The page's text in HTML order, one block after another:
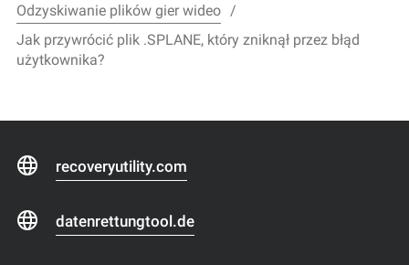
Odzyskiwanie plików gier wideo
Jak przywrócić plik .SPLANE, który zniknął przez błąd
użytkownika?
recoveryutility.com
datenrettungtool.de